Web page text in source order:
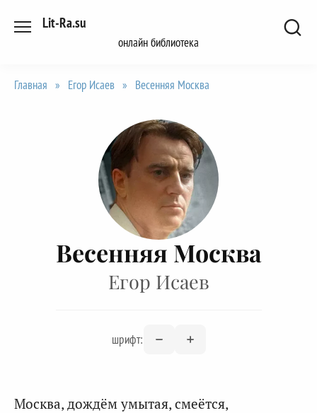
Lit-Ra.su
онлайн библиотека
Главная » Егор Исаев » Весенняя Москва
Весенняя Москва
Егор Исаев
шрифт:
Москва, дождём умытая, смеётся,